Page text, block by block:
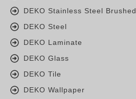
DEKO Stainless Steel Brushed
DEKO Steel
DEKO Laminate
DEKO Glass
DEKO Tile
DEKO Wallpaper